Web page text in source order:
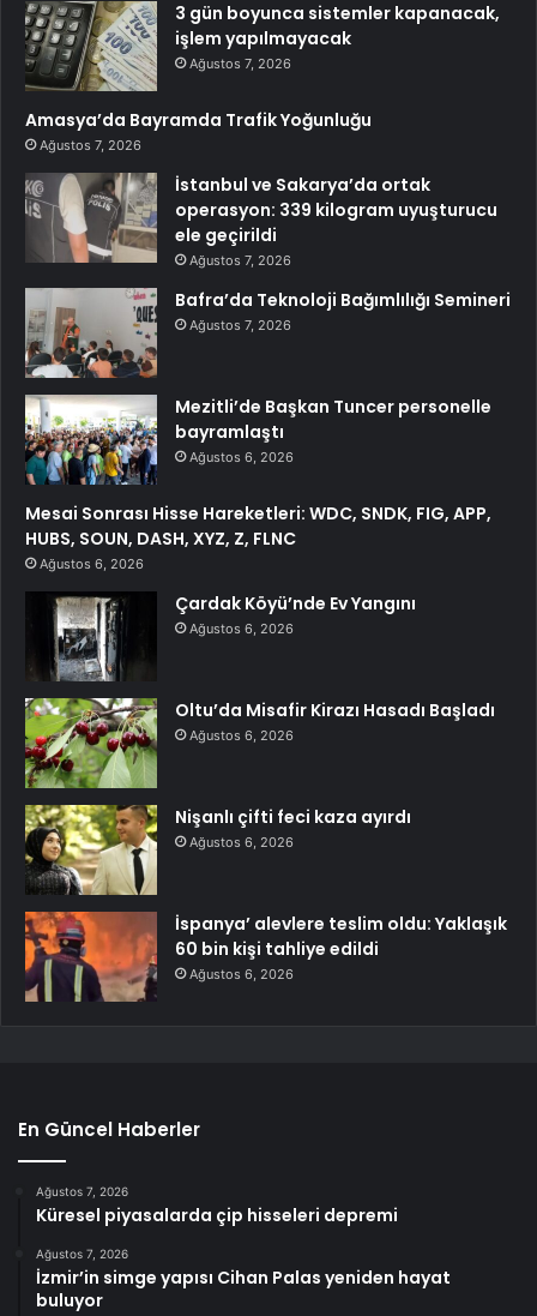
3 gün boyunca sistemler kapanacak,
işlem yapılmayacak
Ağustos 7, 2026
Amasya’da Bayramda Trafik Yoğunluğu
Ağustos 7, 2026
İstanbul ve Sakarya’da ortak
operasyon: 339 kilogram uyuşturucu
ele geçirildi
Ağustos 7, 2026
Bafra’da Teknoloji Bağımlılığı Semineri
Ağustos 7, 2026
Mezitli’de Başkan Tuncer personelle
bayramlaştı
Ağustos 6, 2026
Mesai Sonrası Hisse Hareketleri: WDC, SNDK, FIG, APP,
HUBS, SOUN, DASH, XYZ, Z, FLNC
Ağustos 6, 2026
Çardak Köyü’nde Ev Yangını
Ağustos 6, 2026
Oltu’da Misafir Kirazı Hasadı Başladı
Ağustos 6, 2026
Nişanlı çifti feci kaza ayırdı
Ağustos 6, 2026
İspanya’ alevlere teslim oldu: Yaklaşık
60 bin kişi tahliye edildi
Ağustos 6, 2026
En Güncel Haberler
Ağustos 7, 2026
Küresel piyasalarda çip hisseleri depremi
Ağustos 7, 2026
İzmir’in simge yapısı Cihan Palas yeniden hayat
buluyor